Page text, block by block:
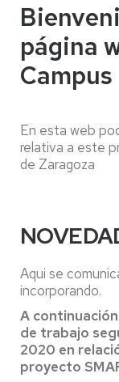
página
Campus
En esta web
relativa a este
de Zaragoza
Aqui se
incorporando.
A
de trabajo
2020 en
proyecto